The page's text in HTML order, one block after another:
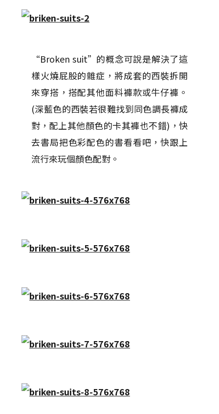
“Broken suit”的概念可說是解決了這
樣火燒屁股的雜症，將成套的西裝拆開
來穿搭，搭配其他面料褲款或牛仔褲。
(深藍色的西裝若很難找到同色調長褲成
對，配上其他顏色的卡其褲也不錯)，快
去書局把色彩配色的書看看吧，快跟上
流行來玩個顏色配對。